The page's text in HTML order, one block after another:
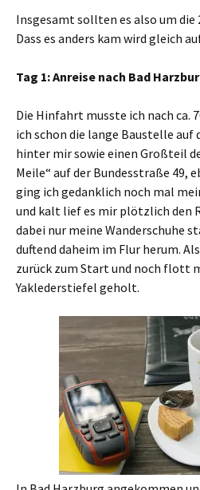
Insgesamt sollten es also um die
Dass es anders kam wird gleich
Tag 1: Anreise nach Bad
Die Hinfahrt musste ich nach ca.
ich schon die lange Baustelle auf
hinter mir sowie einen Großteil
Meile“ auf der Bundesstraße 49,
ging ich gedanklich noch mal
und kalt lief es mir plötzlich den
dabei nur meine Wanderschuhe
duftend daheim im Flur herum.
zurück zum Start und noch flott
Yaklederstiefel geholt.